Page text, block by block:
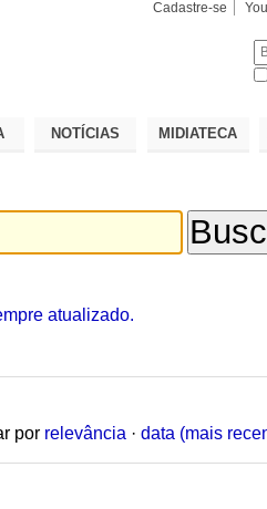
Cadastre-se
NOTÍCIAS MIDIATECA
atualizado.
por relevância · data (mais